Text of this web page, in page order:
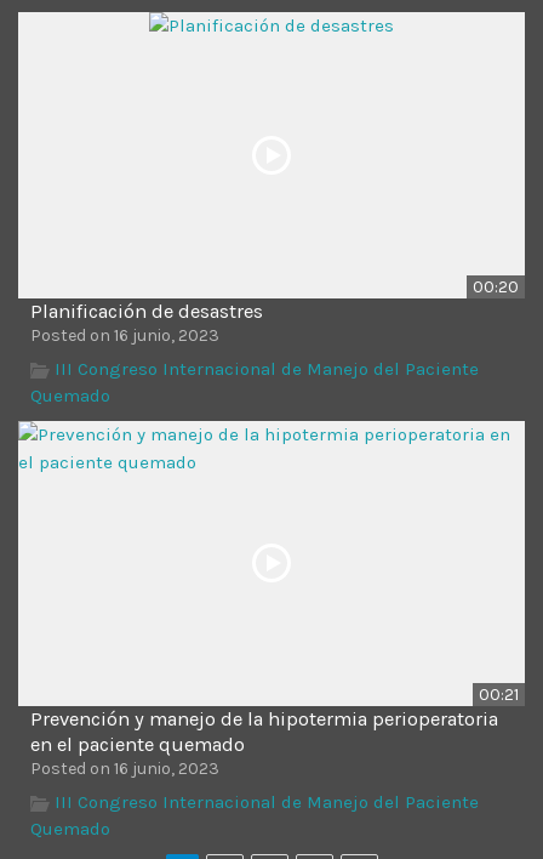
00:20
Planificación de desastres
Posted on 16 junio, 2023
III Congreso Internacional de Manejo del Paciente
Quemado
00:21
Prevención y manejo de la hipotermia perioperatoria
en el paciente quemado
Posted on 16 junio, 2023
III Congreso Internacional de Manejo del Paciente
Quemado